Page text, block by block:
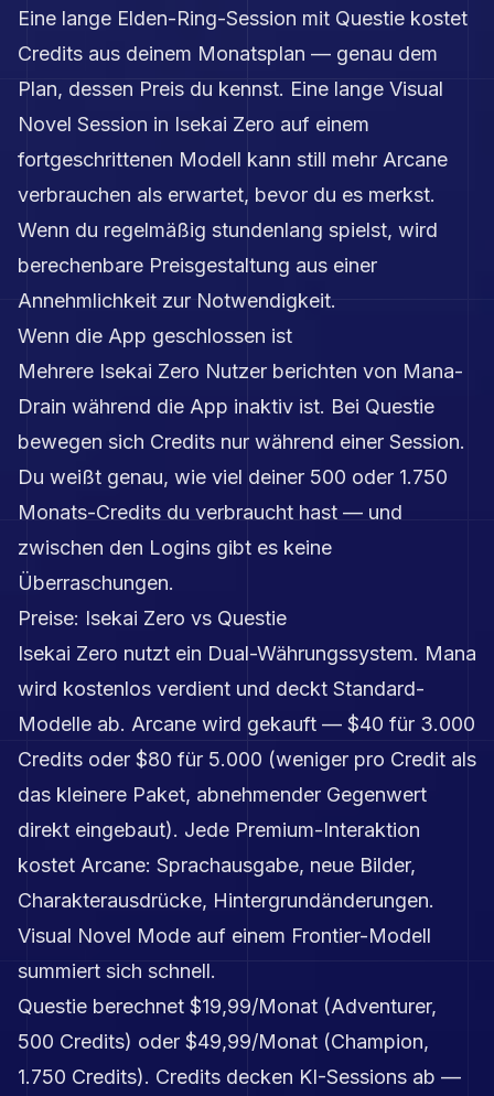
Eine lange Elden-Ring-Session mit Questie kostet
Credits aus deinem Monatsplan — genau dem
Plan, dessen Preis du kennst. Eine lange Visual
Novel Session in Isekai Zero auf einem
fortgeschrittenen Modell kann still mehr Arcane
verbrauchen als erwartet, bevor du es merkst.
Wenn du regelmäßig stundenlang spielst, wird
berechenbare Preisgestaltung aus einer
Annehmlichkeit zur Notwendigkeit.
Wenn die App geschlossen ist
Mehrere Isekai Zero Nutzer berichten von Mana-
Drain während die App inaktiv ist. Bei Questie
bewegen sich Credits nur während einer Session.
Du weißt genau, wie viel deiner 500 oder 1.750
Monats-Credits du verbraucht hast — und
zwischen den Logins gibt es keine
Überraschungen.
Preise: Isekai Zero vs Questie
Isekai Zero nutzt ein Dual-Währungssystem. Mana
wird kostenlos verdient und deckt Standard-
Modelle ab. Arcane wird gekauft — $40 für 3.000
Credits oder $80 für 5.000 (weniger pro Credit als
das kleinere Paket, abnehmender Gegenwert
direkt eingebaut). Jede Premium-Interaktion
kostet Arcane: Sprachausgabe, neue Bilder,
Charakterausdrücke, Hintergrundänderungen.
Visual Novel Mode auf einem Frontier-Modell
summiert sich schnell.
Questie berechnet $19,99/Monat (Adventurer,
500 Credits) oder $49,99/Monat (Champion,
1.750 Credits). Credits decken KI-Sessions ab —